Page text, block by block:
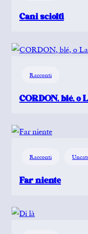
Cani sciolti
Racconti
CORDON, blé, o
Racconti
Far niente